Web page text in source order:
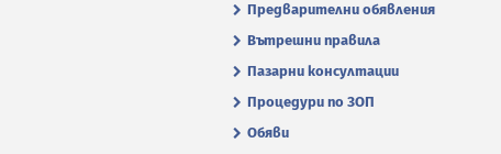
Предварителни обявления
Вътрешни правила
Пазарни консултации
Процедури по ЗОП
Обяви